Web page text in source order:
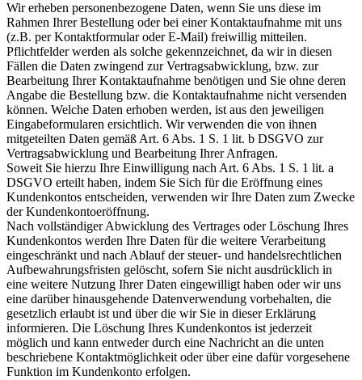
Wir erheben personenbezogene Daten, wenn Sie uns diese im
Rahmen Ihrer Bestellung oder bei einer Kontaktaufnahme mit uns
(z.B. per Kontaktformular oder E-Mail) freiwillig mitteilen.
Pflichtfelder werden als solche gekennzeichnet, da wir in diesen
Fällen die Daten zwingend zur Vertragsabwicklung, bzw. zur
Bearbeitung Ihrer Kontaktaufnahme benötigen und Sie ohne deren
Angabe die Bestellung bzw. die Kontaktaufnahme nicht versenden
können. Welche Daten erhoben werden, ist aus den jeweiligen
Eingabeformularen ersichtlich. Wir verwenden die von ihnen
mitgeteilten Daten gemäß Art. 6 Abs. 1 S. 1 lit. b DSGVO zur
Vertragsabwicklung und Bearbeitung Ihrer Anfragen.
Soweit Sie hierzu Ihre Einwilligung nach Art. 6 Abs. 1 S. 1 lit. a
DSGVO erteilt haben, indem Sie Sich für die Eröffnung eines
Kundenkontos entscheiden, verwenden wir Ihre Daten zum Zwecke
der Kundenkontoeröffnung.
Nach vollständiger Abwicklung des Vertrages oder Löschung Ihres
Kundenkontos werden Ihre Daten für die weitere Verarbeitung
eingeschränkt und nach Ablauf der steuer- und handelsrechtlichen
Aufbewahrungsfristen gelöscht, sofern Sie nicht ausdrücklich in
eine weitere Nutzung Ihrer Daten eingewilligt haben oder wir uns
eine darüber hinausgehende Datenverwendung vorbehalten, die
gesetzlich erlaubt ist und über die wir Sie in dieser Erklärung
informieren. Die Löschung Ihres Kundenkontos ist jederzeit
möglich und kann entweder durch eine Nachricht an die unten
beschriebene Kontaktmöglichkeit oder über eine dafür vorgesehene
Funktion im Kundenkonto erfolgen.